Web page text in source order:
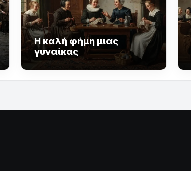
Η καλή φήμη μιας
γυναίκας